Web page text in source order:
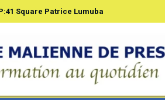
Square Patrice Lumuba